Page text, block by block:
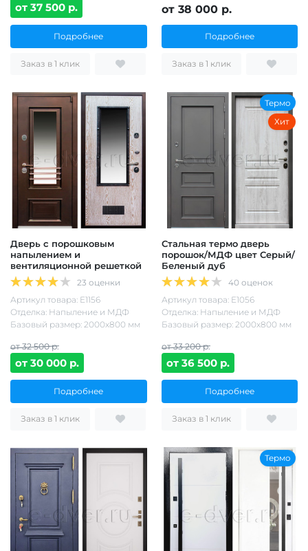
от 37 500 р.
Подробнее
Заказ в 1 клик
от 38 000 р.
Подробнее
Заказ в 1 клик
Дверь с порошковым
напылением и
вентиляционной решеткой
23 оценки
Артикул товара: Е1156
Отделка: Напыление и МДФ
Базовый размер: 2000х800 мм
от 32 500 р.
от 30 000 р.
Подробнее
Заказ в 1 клик
Термо
Хит
Стальная термо дверь
порошок/МДФ цвет Серый/
Беленый дуб
40 оценок
Артикул товара: Е1056
Отделка: Напыление и МДФ
Базовый размер: 2000х800 мм
от 33 200 р.
от 36 500 р.
Подробнее
Заказ в 1 клик
Термо